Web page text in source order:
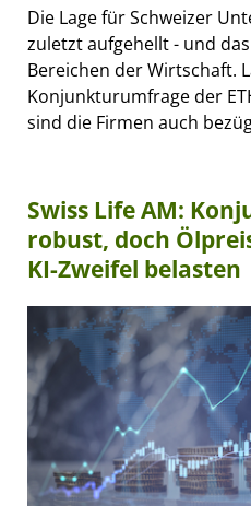
Die Lage für Schweizer
zuletzt aufgehellt - und
Bereichen der Wirtschaft.
Konjunkturumfrage der
sind die Firmen auch
Swiss Life AM:
robust, doch
KI-Zweifel belasten